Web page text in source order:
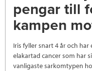
pengar till
kampen
Iris fyller snart 4 år och
elakartad cancer som har
vanligaste sarkomtypen